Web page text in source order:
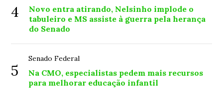
4
Novo entra atirando, Nelsinho implode o
tabuleiro e MS assiste à guerra pela herança
do Senado
5
Senado Federal
Na CMO, especialistas pedem mais recursos
para melhorar educação infantil